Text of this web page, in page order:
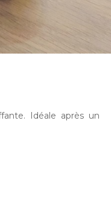
Idéale après un